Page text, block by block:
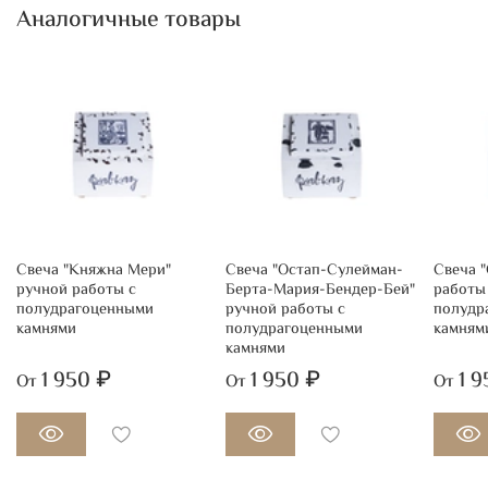
Аналогичные товары
Свеча "Княжна Мери"
ручной работы с
полудрагоценными
камнями
От1 950 ₽
Свеча "Остап-Сулейман-
Берта-Мария-Бендер-Бей"
ручной работы с
полудрагоценными
камнями
От1 950 ₽
Свеча
От1